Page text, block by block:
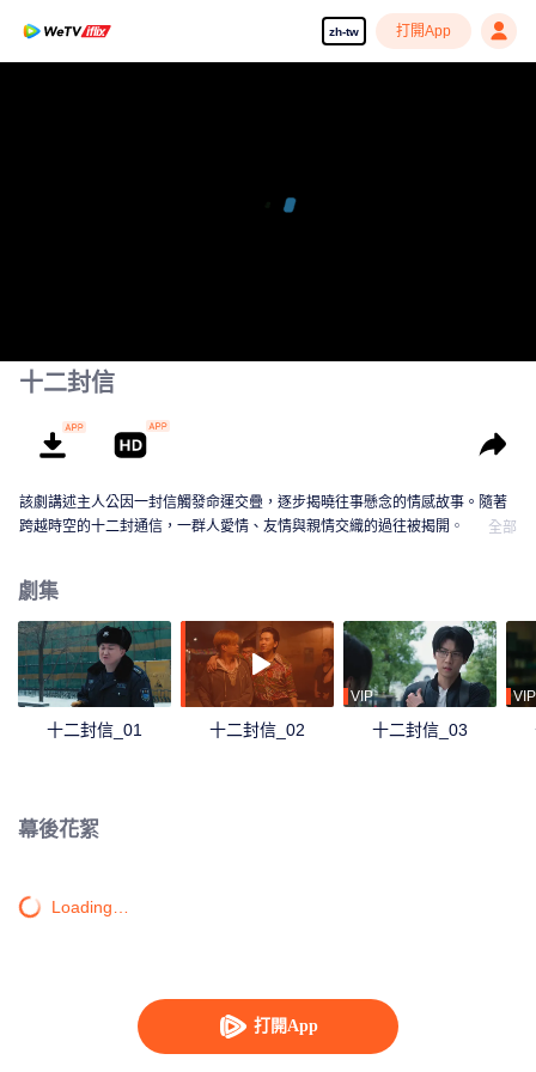
zh-tw 打開App
打開App
十二封信
該劇講述主人公因一封信觸發命運交疊，逐步揭曉往事懸念的情感故事。隨著
跨越時空的十二封通信，一群人愛情、友情與親情交織的過往被揭開。
全部
劇集
十二封信_01 十二封信_02
VIP
十二封信_03
VIP
幕後花絮
Loading…